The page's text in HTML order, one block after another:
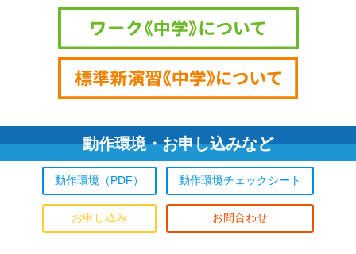
動作環境・お申し込みなど
動作環境（PDF） 動作環境チェックシート
お申し込み お問合わせ